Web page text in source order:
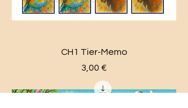
CH1 Tier-Memo
Preis
3,00 €